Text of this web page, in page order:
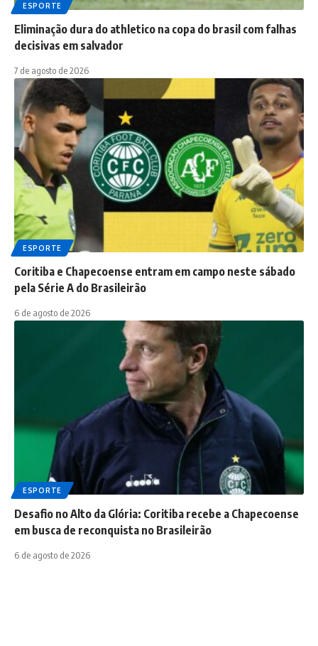
ESPORTE
Eliminação dura do athletico na copa do brasil com falhas
decisivas em salvador
7 de agosto de 2026
ESPORTE
Coritiba e Chapecoense entram em campo neste sábado
pela Série A do Brasileirão
6 de agosto de 2026
ESPORTE
Desafio no Alto da Glória: Coritiba recebe a Chapecoense
em busca de reconquista no Brasileirão
6 de agosto de 2026